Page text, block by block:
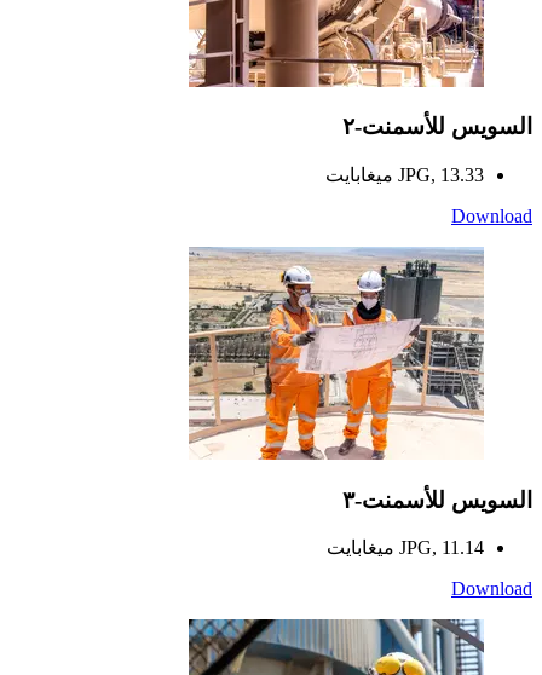
السويس للأسمنت-٢
JPG, 13.33 ميغابايت
Download
السويس للأسمنت-٣
JPG, 11.14 ميغابايت
Download